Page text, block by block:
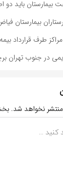
باید دو
بیمارستان
طرف قرارداد
در جنوب تهران
نخواهد شد.